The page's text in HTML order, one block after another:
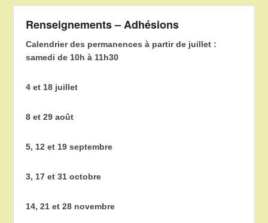
Renseignements – Adhésions
Calendrier des permanences à partir de juillet :
samedi de 10h à 11h30
4 et 18 juillet
8 et 29 août
5, 12 et 19 septembre
3, 17 et 31 octobre
14, 21 et 28 novembre